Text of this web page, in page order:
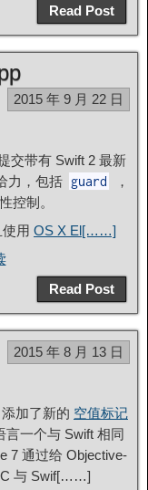
Read Post
2015 年 9 月 22 日
交带有 Swift 2 最新
力，包括
guard
，
控制。
用 OS X El[……]
Read Post
2015 年 8 月 13 日
加了新的 空值标记
言一个与 Swift 相同
7 通过给 Objective-
C 与 Swif[……]